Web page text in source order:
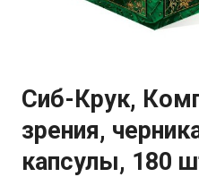
Сиб-Крук,
зрения,
капсулы, 180